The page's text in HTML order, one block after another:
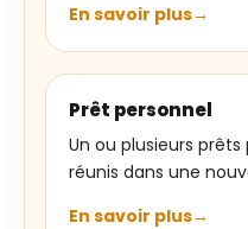
En savoir plus
Prêt personnel
Un ou plusieurs
réunis dans une
En savoir plus